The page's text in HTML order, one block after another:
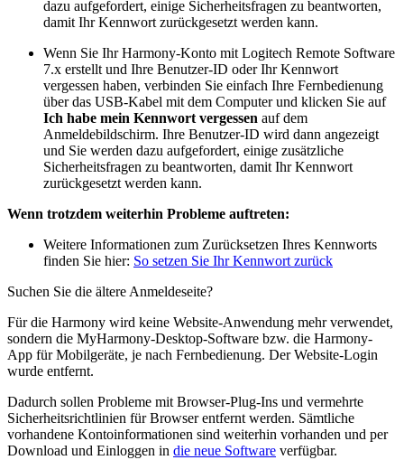
dazu aufgefordert, einige Sicherheitsfragen zu beantworten,
damit Ihr Kennwort zurückgesetzt werden kann.
Wenn Sie Ihr Harmony-Konto mit Logitech Remote Software
7.x erstellt und Ihre Benutzer-ID oder Ihr Kennwort
vergessen haben, verbinden Sie einfach Ihre Fernbedienung
über das USB-Kabel mit dem Computer und klicken Sie auf
Ich habe mein Kennwort vergessen auf dem
Anmeldebildschirm. Ihre Benutzer-ID wird dann angezeigt
und Sie werden dazu aufgefordert, einige zusätzliche
Sicherheitsfragen zu beantworten, damit Ihr Kennwort
zurückgesetzt werden kann.
Wenn trotzdem weiterhin Probleme auftreten:
Weitere Informationen zum Zurücksetzen Ihres Kennworts
finden Sie hier: So setzen Sie Ihr Kennwort zurück
Suchen Sie die ältere Anmeldeseite?
Für die Harmony wird keine Website-Anwendung mehr verwendet,
sondern die MyHarmony-Desktop-Software bzw. die Harmony-
App für Mobilgeräte, je nach Fernbedienung. Der Website-Login
wurde entfernt.
Dadurch sollen Probleme mit Browser-Plug-Ins und vermehrte
Sicherheitsrichtlinien für Browser entfernt werden. Sämtliche
vorhandene Kontoinformationen sind weiterhin vorhanden und per
Download und Einloggen in die neue Software verfügbar.